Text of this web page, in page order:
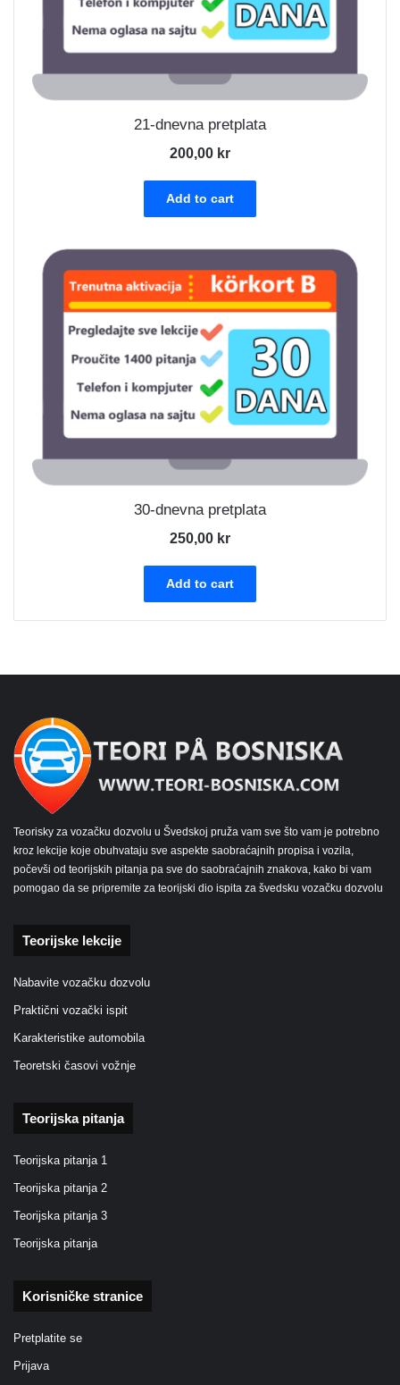
21-dnevna pretplata
200,00 kr
Add to cart
30-dnevna pretplata
250,00 kr
Add to cart
Teorisky za vozačku dozvolu u Švedskoj pruža vam sve što vam je potrebno
kroz lekcije koje obuhvataju sve aspekte saobraćajnih propisa i vozila,
počevši od teorijskih pitanja pa sve do saobraćajnih znakova, kako bi vam
pomogao da se pripremite za teorijski dio ispita za švedsku vozačku dozvolu
Teorijske lekcije
Nabavite vozačku dozvolu
Praktični vozački ispit
Karakteristike automobila
Teoretski časovi vožnje
Teorijska pitanja
Teorijska pitanja 1
Teorijska pitanja 2
Teorijska pitanja 3
Teorijska pitanja
Korisničke stranice
Pretplatite se
Prijava